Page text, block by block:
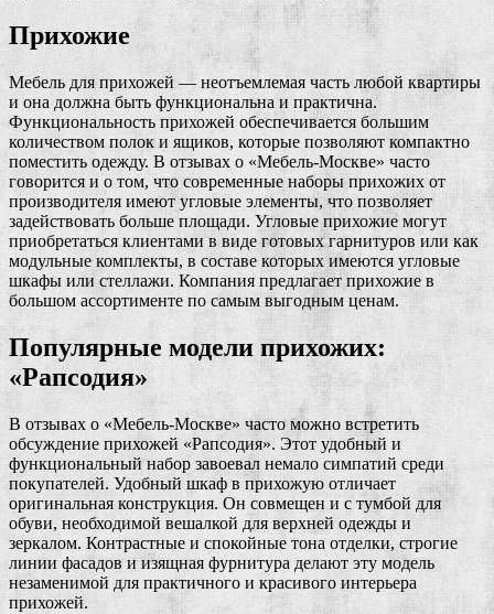
Прихожие
Мебель для прихожей — неотъемлемая часть любой квартиры
и она должна быть функциональна и практична.
Функциональность прихожей обеспечивается большим
количеством полок и ящиков, которые позволяют компактно
поместить одежду. В отзывах о «Мебель-Москве» часто
говорится и о том, что современные наборы прихожих от
производителя имеют угловые элементы, что позволяет
задействовать больше площади. Угловые прихожие могут
приобретаться клиентами в виде готовых гарнитуров или как
модульные комплекты, в составе которых имеются угловые
шкафы или стеллажи. Компания предлагает прихожие в
большом ассортименте по самым выгодным ценам.
Популярные модели прихожих:
«Рапсодия»
В отзывах о «Мебель-Москве» часто можно встретить
обсуждение прихожей «Рапсодия». Этот удобный и
функциональный набор завоевал немало симпатий среди
покупателей. Удобный шкаф в прихожую отличает
оригинальная конструкция. Он совмещен и с тумбой для
обуви, необходимой вешалкой для верхней одежды и
зеркалом. Контрастные и спокойные тона отделки, строгие
линии фасадов и изящная фурнитура делают эту модель
незаменимой для практичного и красивого интерьера
прихожей.